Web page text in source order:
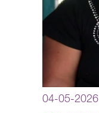
04-05-2026